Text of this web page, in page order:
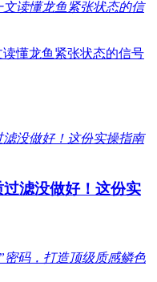
懂龙鱼紧张状态的信号
滤没做好！这份实